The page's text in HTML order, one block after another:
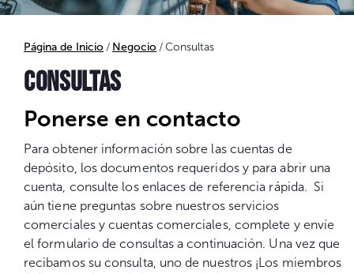
Página de Inicio Negocio Consultas
CONSULTAS
Ponerse en contacto
Para obtener información sobre las cuentas de
depósito, los documentos requeridos y para abrir una
cuenta, consulte los enlaces de referencia rápida. Si
aún tiene preguntas sobre nuestros servicios
comerciales y cuentas comerciales, complete y envíe
el formulario de consultas a continuación. Una vez que
recibamos su consulta, uno de nuestros ¡Los miembros